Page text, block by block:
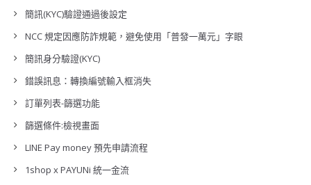
簡訊(KYC)驗證通過後設定
NCC 規定因應防詐規範，避免使用「普發一萬元」字眼
簡訊身分驗證(KYC)
錯誤訊息：轉換編號輸入框消失
訂單列表-篩選功能
篩選條件:檢視畫面
LINE Pay money 預先申請流程
1shop x PAYUNi 統一金流